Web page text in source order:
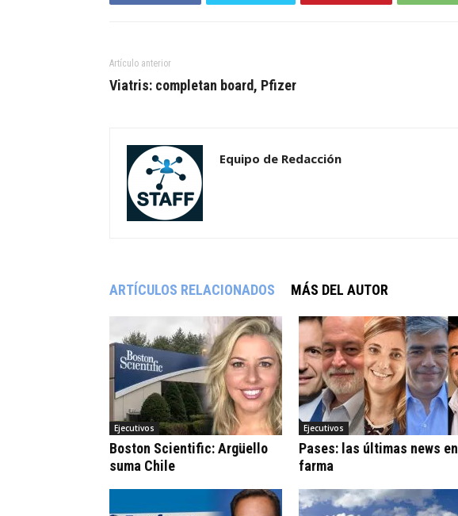
Artículo anterior
Viatris: completan board, Pfizer
Equipo de Redacción
ARTÍCULOS RELACIONADOS MÁS DEL AUTOR
Ejecutivos
Boston Scientific: Argüello
suma Chile
Ejecutivos
Pases: las últimas news en
farma